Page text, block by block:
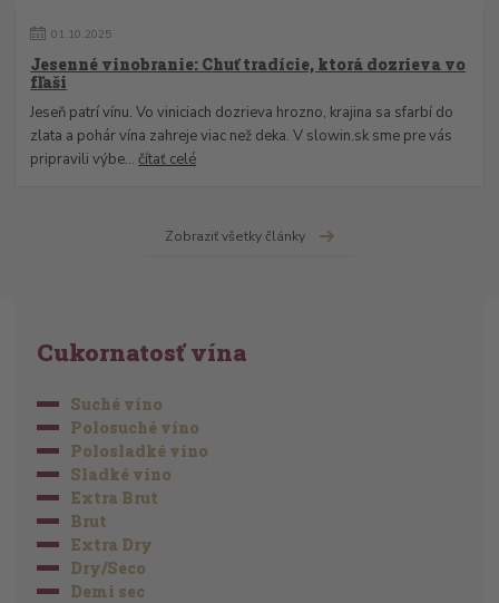
01. 10.2025
Jesenné vinobranie: Chuť tradície, ktorá dozrieva vo
fľaši
Jeseň patrí vínu. Vo viniciach dozrieva hrozno, krajina sa sfarbí do
zlata a pohár vína zahreje viac než deka. V slowin.sk sme pre vás
pripravili výbe...čítať celé
Zobraziť všetky články
Cukornatosť vína
Suché víno
Polosuché víno
Polosladké víno
Sladké víno
Extra Brut
Brut
Extra Dry
Dry/Seco
Demi sec